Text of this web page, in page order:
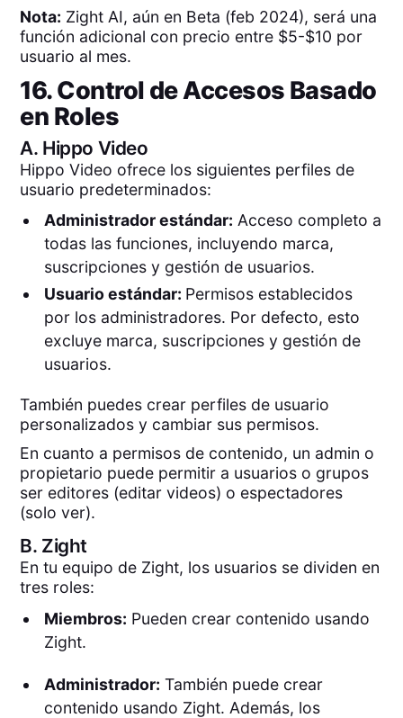
Nota: Zight AI, aún en Beta (feb 2024), será una
función adicional con precio entre $5-$10 por
usuario al mes.
16. Control de Accesos Basado
en Roles
A. Hippo Video
Hippo Video ofrece los siguientes perfiles de
usuario predeterminados:
Administrador estándar: Acceso completo a
todas las funciones, incluyendo marca,
suscripciones y gestión de usuarios.
Usuario estándar: Permisos establecidos
por los administradores. Por defecto, esto
excluye marca, suscripciones y gestión de
usuarios.
También puedes crear perfiles de usuario
personalizados y cambiar sus permisos.
En cuanto a permisos de contenido, un admin o
propietario puede permitir a usuarios o grupos
ser editores (editar videos) o espectadores
(solo ver).
B. Zight
En tu equipo de Zight, los usuarios se dividen en
tres roles:
Miembros: Pueden crear contenido usando
Zight.
Administrador: También puede crear
contenido usando Zight. Además, los